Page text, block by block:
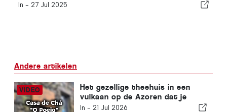
In - 27 Jul 2025
Andere artikelen
Het gezellige theehuis in een
vulkaan op de Azoren dat je
echt moet bezoeken
In - 21 Jul 2026